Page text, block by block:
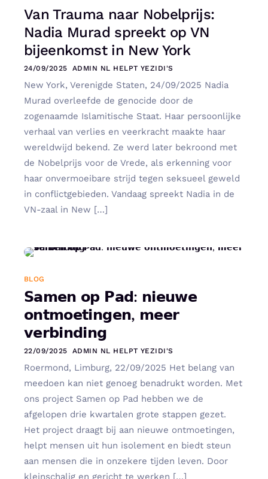
Van Trauma naar Nobelprijs:
Nadia Murad spreekt op VN
bijeenkomst in New York
24/09/2025 ADMIN NL HELPT YEZIDI'S
New York, Verenigde Staten, 24/09/2025 Nadia
Murad overleefde de genocide door de
zogenaamde Islamitische Staat. Haar persoonlijke
verhaal van verlies en veerkracht maakte haar
wereldwijd bekend. Ze werd later bekroond met
de Nobelprijs voor de Vrede, als erkenning voor
haar onvermoeibare strijd tegen seksueel geweld
in conflictgebieden. Vandaag spreekt Nadia in de
VN-zaal in New […]
BLOG
𝗦𝗮𝗺𝗲𝗻 𝗼𝗽 𝗣𝗮𝗱: 𝗻𝗶𝗲𝘂𝘄𝗲
𝗼𝗻𝘁𝗺𝗼𝗲𝘁𝗶𝗻𝗴𝗲𝗻, 𝗺𝗲𝗲𝗿
𝘃𝗲𝗿𝗯𝗶𝗻𝗱𝗶𝗻𝗴
22/09/2025 ADMIN NL HELPT YEZIDI'S
Roermond, Limburg, 22/09/2025 Het belang van
meedoen kan niet genoeg benadrukt worden. Met
ons project Samen op Pad hebben we de
afgelopen drie kwartalen grote stappen gezet.
Het project draagt bij aan nieuwe ontmoetingen,
helpt mensen uit hun isolement en biedt steun
aan mensen die in onzekere tijden leven. Door
kleinschalig en gericht te werken […]